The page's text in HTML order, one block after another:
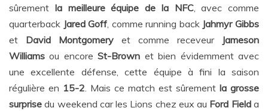
sûrement la meilleure équipe de la NFC, avec comme
quarterback Jared Goff , comme running back Jahmyr Gibbs
et David Montgomery et comme receveur Jameson
Williams ou encoreSt-Brown et bien évidemment avec
une excellente défense, cette équipe à fini la saison
régulière en 15-2 . Mais ce match est sûrement la grosse
surprise du weekend car les Lions chez eux au Ford Fielda